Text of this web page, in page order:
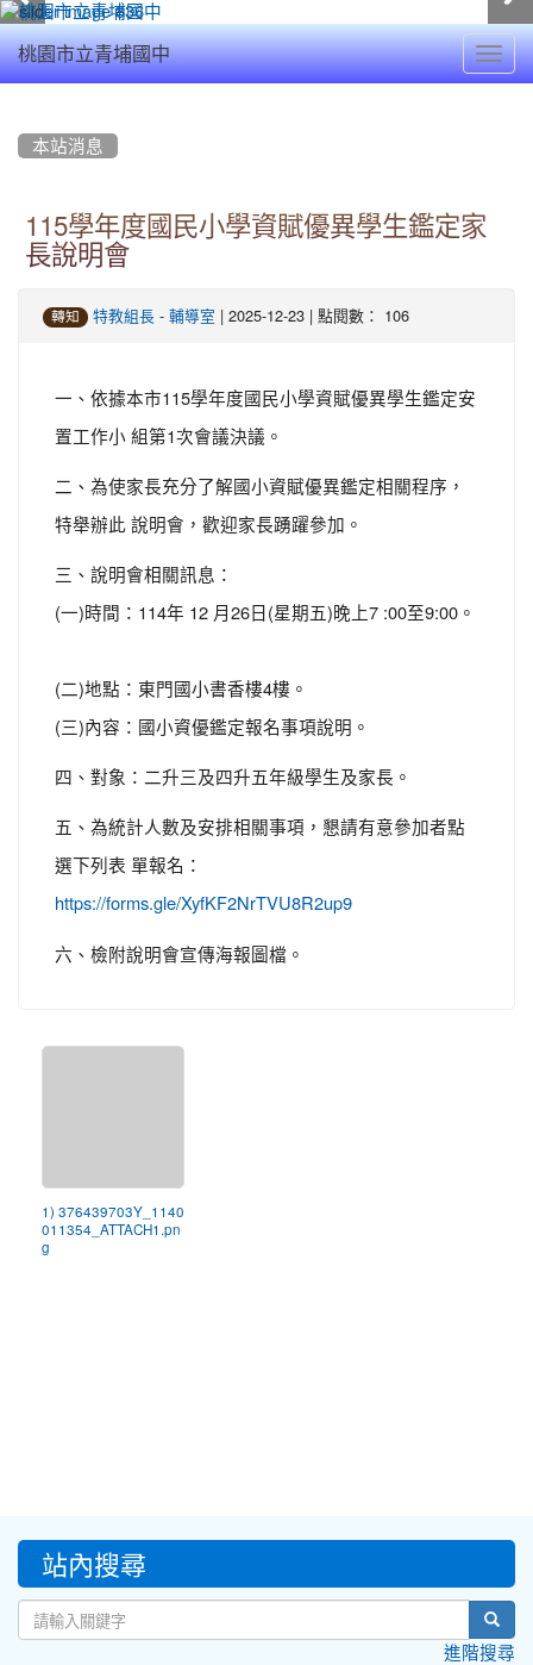
桃園市立青埔國中
本站消息
115學年度國民小學資賦優異學生鑑定家
長說明會
轉知 特教組長 - 輔導室 | 2025-12-23 | 點閱數： 106
一、依據本市115學年度國民小學資賦優異學生鑑定安
置工作小 組第1次會議決議。
二、為使家長充分了解國小資賦優異鑑定相關程序，
特舉辦此 說明會，歡迎家長踴躍參加。
三、說明會相關訊息：
(一)時間：114年 12 月26日(星期五)晚上7 :00至9:00。
(二)地點：東門國小書香樓4樓。
(三)內容：國小資優鑑定報名事項說明。
四、對象：二升三及四升五年級學生及家長。
五、為統計人數及安排相關事項，懇請有意參加者點
選下列表 單報名：
https://forms.gle/XyfKF2NrTVU8R2up9
六、檢附說明會宣傳海報圖檔。
1) 376439703Y_1140
011354_ATTACH1.pn
g
::: 站內搜尋
進階搜尋